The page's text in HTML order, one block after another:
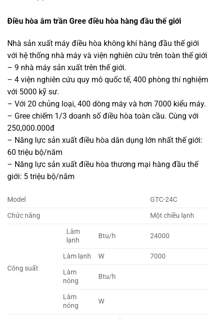
Điều hòa âm trần Gree điều hòa hàng đầu thế giới
Nhà sản xuất máy điều hòa không khí hàng đầu thế giới
với hệ thống nhà máy và viện nghiên cứu trên toàn thế giới
– 9 nhà máy sản xuất trên thế giới.
– 4 viện nghiên cứu quy mô quốc tế, 400 phòng thí nghiệm
với 5000 kỹ sư.
– Với 20 chủng loại, 400 dòng máy và hơn 7000 kiểu máy.
– Gree chiếm 1/3 doanh số điều hòa toàn cầu. Cùng với
250,000.000đ
– Năng lực sản xuất điều hòa dân dụng lớn nhất thế giới:
60 triệu bộ/năm
– Năng lực sản xuất điều hòa thương mại hàng đầu thế
giới: 5 triệu bộ/năm
Model
GTC-24C
Chức năng
Một chiều lạnh
Công suất
Làm
lạnh
Btu/h 24000
Làm lạnh W
7000
Làm
nóng
Btu/h
Làm
nóng
W